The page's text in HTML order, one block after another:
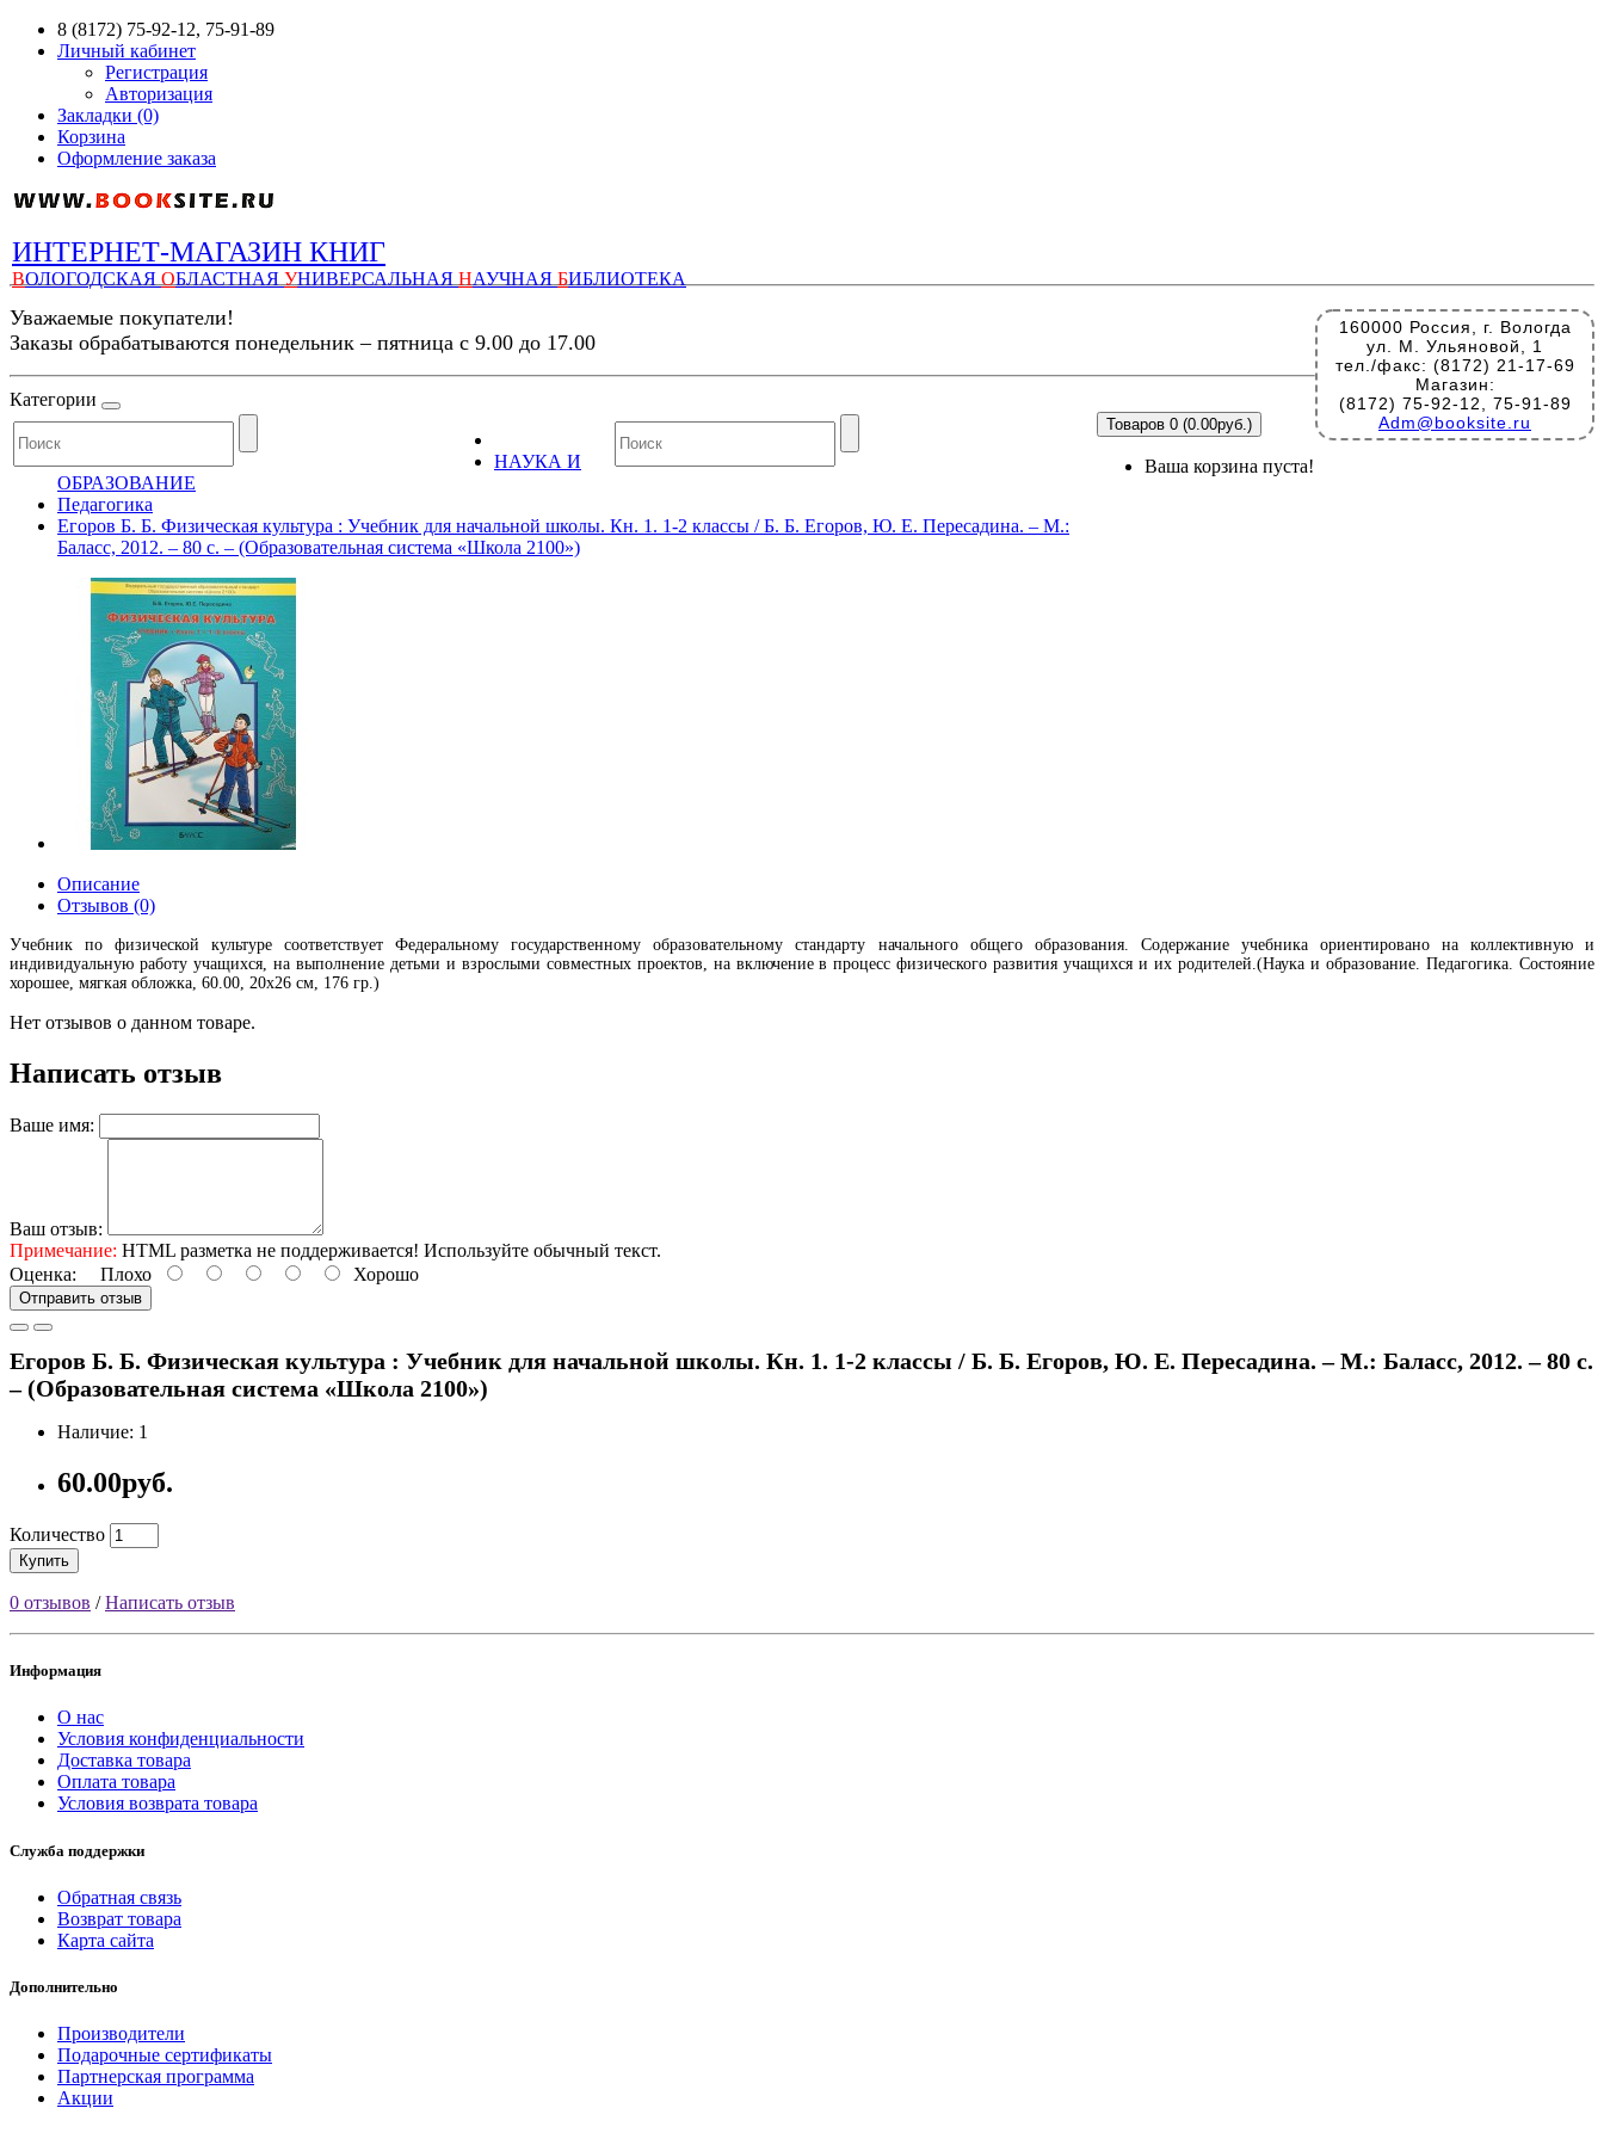
8 (8172) 75-92-12, 75-91-89
Личный кабинет
Регистрация
Авторизация
Закладки (0)
Корзина
Оформление заказа
ИНТЕРНЕТ-МАГАЗИН КНИГ
ВОЛОГОДСКАЯ ОБЛАСТНАЯ УНИВЕРСАЛЬНАЯ НАУЧНАЯ БИБЛИОТЕКА
160000 Россия, г. Вологда
ул. М. Ульяновой, 1
тел./факс: (8172) 21-17-69
Магазин:
(8172) 75-92-12, 75-91-89
Adm@booksite.ru
Уважаемые покупатели!
Заказы обрабатываются понедельник – пятница с 9.00 до 17.00
Категории
Товаров 0 (0.00руб.)
Ваша корзина пуста!
НАУКА И
ОБРАЗОВАНИЕ
Педагогика
Егоров Б. Б. Физическая культура : Учебник для начальной школы. Кн. 1. 1-2 классы / Б. Б. Егоров, Ю. Е. Пересадина. – М.:
Баласс, 2012. – 80 с. – (Образовательная система «Школа 2100»)
Описание
Отзывов (0)
Учебник по физической культуре соответствует Федеральному государственному образовательному стандарту начального общего образования. Содержание учебника ориентировано на коллективную и
индивидуальную работу учащихся, на выполнение детьми и взрослыми совместных проектов, на включение в процесс физического развития учащихся и их родителей.(Наука и образование. Педагогика. Состояние
хорошее, мягкая обложка, 60.00, 20х26 см, 176 гр.)
Нет отзывов о данном товаре.
Написать отзыв
Ваше имя:
Ваш отзыв:
Примечание: HTML разметка не поддерживается! Используйте обычный текст.
Оценка: Плохо Хорошо
Отправить отзыв
Егоров Б. Б. Физическая культура : Учебник для начальной школы. Кн. 1. 1-2 классы / Б. Б. Егоров, Ю. Е. Пересадина. – М.: Баласс, 2012. – 80 с.
– (Образовательная система «Школа 2100»)
Наличие: 1
60.00руб.
Количество
Купить
0 отзывов /Написать отзыв
Информация
О нас
Условия конфиденциальности
Доставка товара
Оплата товара
Условия возврата товара
Служба поддержки
Обратная связь
Возврат товара
Карта сайта
Дополнительно
Производители
Подарочные сертификаты
Партнерская программа
Акции